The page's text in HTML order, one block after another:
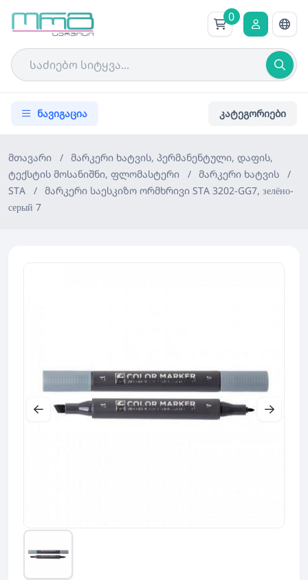
0
ნავიგაცია კატეგორიები
მთავარი /
მარკერი ხატვის, პერმანენტული, დაფის,
ტექსტის მოსანიშნი, ფლომასტერი
/ მარკერი ხატვის
/
STA
/
მარკერი საესკიზო ორმხრივი STA 3202-GG7, зелёно-
серый 7